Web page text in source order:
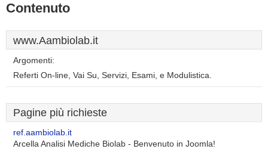
Contenuto
www.Aambiolab.it
Argomenti:
Referti On-line, Vai Su, Servizi, Esami, e Modulistica.
Pagine più richieste
ref.aambiolab.it
Arcella Analisi Mediche Biolab - Benvenuto in Joomla!